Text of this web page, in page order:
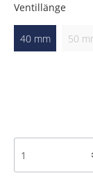
Ventillänge
40 mm 50